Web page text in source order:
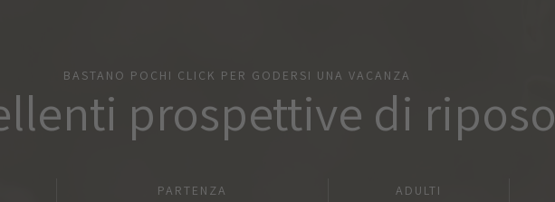
BASTANO POCHI CLICK PER GODERSI UNA VACANZA
prospettive di riposo
PARTENZA ADULTI